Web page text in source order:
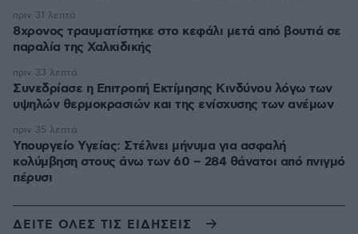
8χρονος τραυματίστηκε στο κεφάλι μετά από βουτιά σε
παραλία της Χαλκιδικής
πριν 31 λεπτά
Συνεδρίασε η Επιτροπή Εκτίμησης Κινδύνου λόγω των
υψηλών θερμοκρασιών και της ενίσχυσης των ανέμων
πριν 33 λεπτά
Υπουργείο Υγείας: Στέλνει μήνυμα για ασφαλή
κολύμβηση στους άνω των 60 – 284 θάνατοι από πνιγμό
πέρυσι
πριν 35 λεπτά
ΔΕΙΤΕ ΟΛΕΣ ΤΙΣ ΕΙΔΗΣΕΙΣ